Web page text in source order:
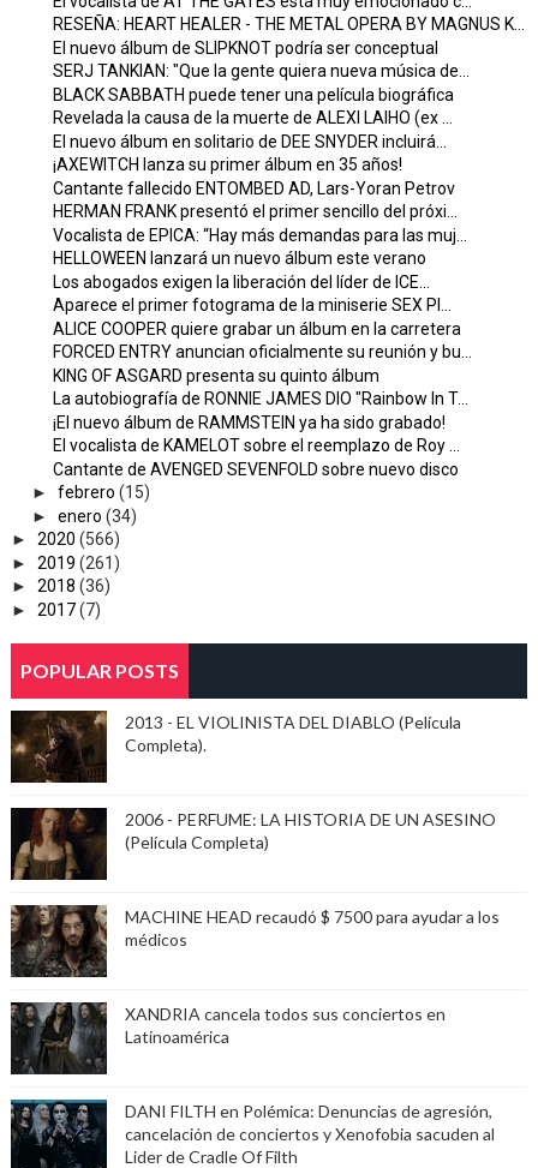
RESEÑA: HEART HEALER - THE METAL OPERA BY MAGNUS K...
El nuevo álbum de SLIPKNOT podría ser conceptual
SERJ TANKIAN: "Que la gente quiera nueva música de...
BLACK SABBATH puede tener una película biográfica
Revelada la causa de la muerte de ALEXI LAIHO (ex ...
El nuevo álbum en solitario de DEE SNYDER incluirá...
¡AXEWITCH lanza su primer álbum en 35 años!
Cantante fallecido ENTOMBED AD, Lars-Yoran Petrov
HERMAN FRANK presentó el primer sencillo del próxi...
Vocalista de EPICA: “Hay más demandas para las muj...
HELLOWEEN lanzará un nuevo álbum este verano
Los abogados exigen la liberación del líder de ICE...
Aparece el primer fotograma de la miniserie SEX PI...
ALICE COOPER quiere grabar un álbum en la carretera
FORCED ENTRY anuncian oficialmente su reunión y bu...
KING OF ASGARD presenta su quinto álbum
La autobiografía de RONNIE JAMES DIO "Rainbow In T...
¡El nuevo álbum de RAMMSTEIN ya ha sido grabado!
El vocalista de KAMELOT sobre el reemplazo de Roy ...
Cantante de AVENGED SEVENFOLD sobre nuevo disco
► febrero (15)
► enero (34)
► 2020 (566)
► 2019 (261)
► 2018 (36)
► 2017(7)
POPULAR POSTS
2013 - EL VIOLINISTA DEL DIABLO (Película
Completa).
2006 - PERFUME: LA HISTORIA DE UN ASESINO
(Película Completa)
MACHINE HEAD recaudó $ 7500 para ayudar a los
médicos
XANDRIA cancela todos sus conciertos en
Latinoamérica
DANI FILTH en Polémica: Denuncias de agresión,
cancelación de conciertos y Xenofobia sacuden al
Lider de Cradle Of Filth